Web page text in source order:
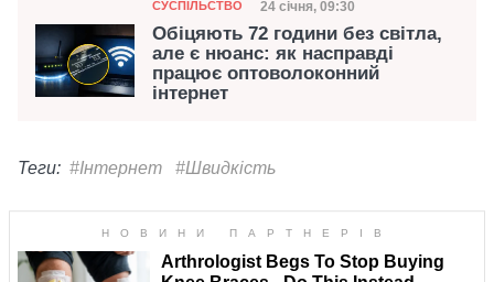
Категорія
СУСПІЛЬСТВО Дата публікації
24 січня, 09:30
Обіцяють 72 години без світла,
але є нюанс: як насправді
працює оптоволоконний
інтернет
Теги: #Інтернет #Швидкість